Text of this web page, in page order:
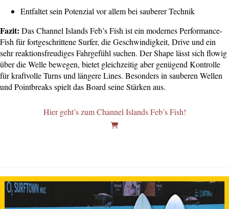
Entfaltet sein Potenzial vor allem bei sauberer Technik
Fazit: Das Channel Islands Feb’s Fish ist ein modernes Performance-
Fish für fortgeschrittene Surfer, die Geschwindigkeit, Drive und ein
sehr reaktionsfreudiges Fahrgefühl suchen. Der Shape lässt sich flowig
über die Welle bewegen, bietet gleichzeitig aber genügend Kontrolle
für kraftvolle Turns und längere Lines. Besonders in sauberen Wellen
und Pointbreaks spielt das Board seine Stärken aus.
Hier geht’s zum Channel Islands Feb’s Fish!